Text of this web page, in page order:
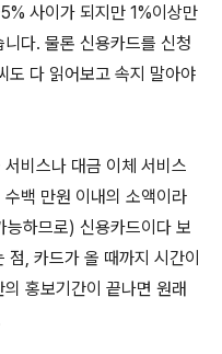
사이가 되지만 1%이상만
다. 물론 신용카드를 신청
도 다 읽어보고 속지 말아야
비스나 대금 이체 서비스
백 만원 이내의 소액이라
하므로) 신용카드이다 보
, 카드가 올 때까지 시간이
홍보기간이 끝나면 원래